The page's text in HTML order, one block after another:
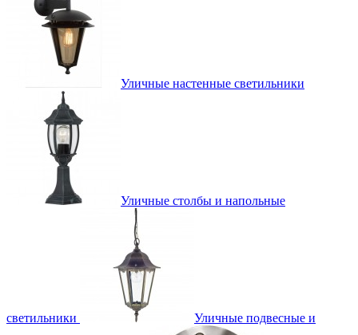
Уличные настенные светильники
Уличные столбы и напольные
светильники Уличные подвесные и